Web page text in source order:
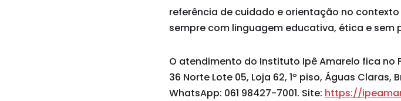
referência de cuidado e orientação no
sempre com linguagem educativa, ética e sem
O atendimento do Instituto Ipê Amarelo fica no
36 Norte Lote 05, Loja 62, 1º piso, Águas Claras,
WhatsApp: 061 98427-7001. Site: https://